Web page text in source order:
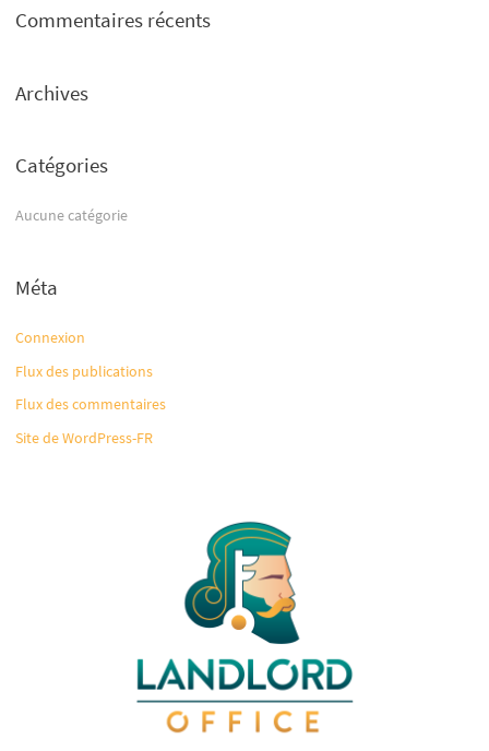
h
c
e
Commentaires récents
Archives
Catégories
Aucune catégorie
Méta
Connexion
Flux des publications
Flux des commentaires
Site de WordPress-FR